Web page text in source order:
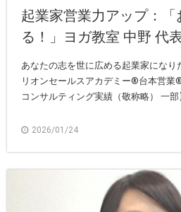
起業家営業力アップ：
る！」ヨガ教室 中野 代
あなたの志を世に広める起業家になり
リオンセールスアカデミー®︎台本営業
コンサルティング実績（敬称略） 一部
2026/01/24